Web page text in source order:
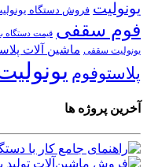
یونولیت فروش دستگاه
فوم سقفی قیمت دستگاه
یونولیت سقفی ماشین آلات
پلاستوفوم
آخرین پروژه ها